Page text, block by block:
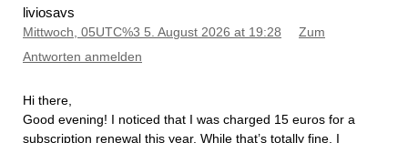
liviosavs
Mittwoch, 05UTC%3 5. August 2026 at 19:28
Zum
Antworten anmelden
Hi there,
​Good evening! I noticed that I was charged 15 euros for a
subscription renewal this year. While that’s totally fine, I